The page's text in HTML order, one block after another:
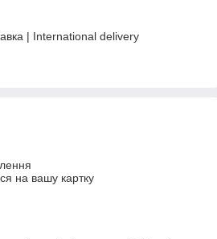
| International delivery
на вашу картку